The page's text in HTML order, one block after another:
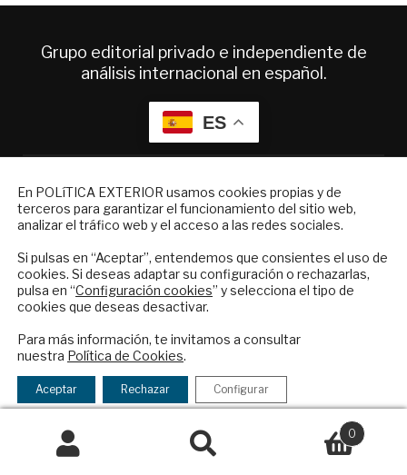
Grupo editorial privado e independiente de
análisis internacional en español.
ES
Suscripciones
Productos y precios
Preguntas frecuentes
Condiciones generales de contratación
Colaboraciones
Publicidad
Contacto
Política Exterior
Informe Semanal de Política Exterior
© 2026 - Fundación Análisis de Política
Buscar
0
En POLíTICA EXTERIOR usamos cookies propias y de
terceros para garantizar el funcionamiento del sitio web,
analizar el tráfico web y el acceso a las redes sociales.
Si pulsas en “Aceptar”, entendemos que consientes el uso de
cookies. Si deseas adaptar su configuración o rechazarlas,
pulsa en “Configuración cookies” y selecciona el tipo de
cookies que deseas desactivar.
Para más información, te invitamos a consultar
nuestra Política de Cookies.
Aceptar Rechazar Configurar
NEWSLETTER
Suscríbase a nuestro boletín electrónico y
reciba en su correo el mejor análisis
internacional en español.
Checkbox
acepto
la
política
de
política de privacidad